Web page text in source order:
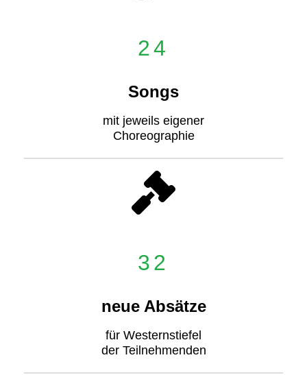
24
Songs
mit jeweils eigener
Choreographie
32
neue Absätze
für Westernstiefel
der Teilnehmenden